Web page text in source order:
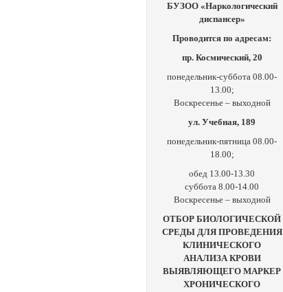
БУЗОО «Наркологический
диспансер»
Проводится по адресам:
пр. Космический, 20
понедельник-суббота 08.00-
13.00;
Воскресенье – выходной
ул. Учебная, 189
понедельник-пятница 08.00-
18.00;
обед 13.00-13.30
суббота 8.00-14.00
Воскресенье – выходной
ОТБОР БИОЛОГИЧЕСКОЙ
СРЕДЫ ДЛЯ ПРОВЕДЕНИЯ
КЛИНИЧЕСКОГО
АНАЛИЗА КРОВИ
ВЫЯВЛЯЮЩЕГО МАРКЕР
ХРОНИЧЕСКОГО